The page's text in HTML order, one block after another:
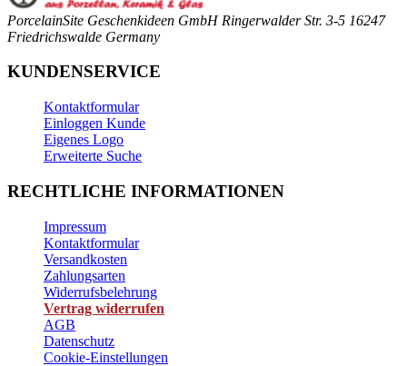
PorcelainSite Geschenkideen GmbH Ringerwalder Str. 3-5 16247
Friedrichswalde Germany
KUNDENSERVICE
Kontaktformular
Einloggen Kunde
Eigenes Logo
Erweiterte Suche
RECHTLICHE INFORMATIONEN
Impressum
Kontaktformular
Versandkosten
Zahlungsarten
Widerrufsbelehrung
Vertrag widerrufen
AGB
Datenschutz
Cookie-Einstellungen